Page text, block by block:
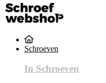
Schroeven
In Schroeven